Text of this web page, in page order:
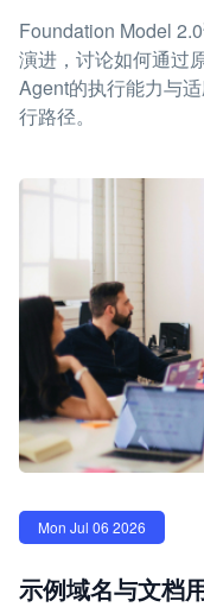
Foundation Model
演进，讨论如何通过
Agent的执行能力与
行路径。
Mon Jul 06 2026
示例域名与文档